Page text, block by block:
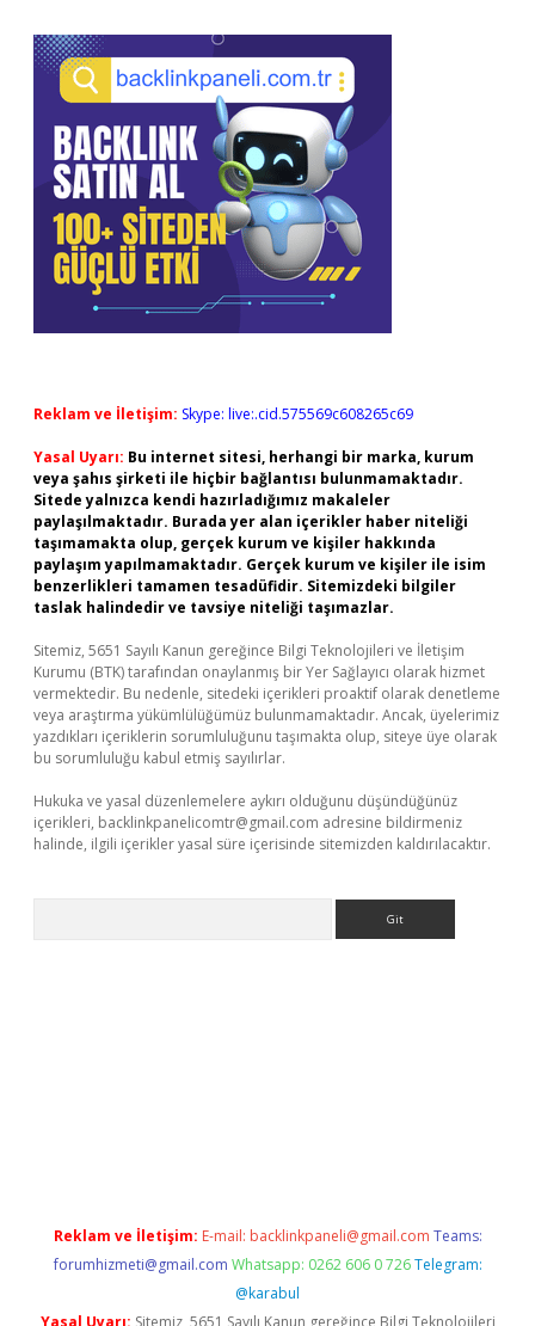
Reklam ve İletişim: Skype: live:.cid.575569c608265c69
Yasal Uyarı: Bu internet sitesi, herhangi bir marka, kurum
veya şahıs şirketi ile hiçbir bağlantısı bulunmamaktadır.
Sitede yalnızca kendi hazırladığımız makaleler
paylaşılmaktadır. Burada yer alan içerikler haber niteliği
taşımamakta olup, gerçek kurum ve kişiler hakkında
paylaşım yapılmamaktadır. Gerçek kurum ve kişiler ile isim
benzerlikleri tamamen tesadüfidir. Sitemizdeki bilgiler
taslak halindedir ve tavsiye niteliği taşımazlar.
Sitemiz, 5651 Sayılı Kanun gereğince Bilgi Teknolojileri ve İletişim
Kurumu (BTK) tarafından onaylanmış bir Yer Sağlayıcı olarak hizmet
vermektedir. Bu nedenle, sitedeki içerikleri proaktif olarak denetleme
veya araştırma yükümlülüğümüz bulunmamaktadır. Ancak, üyelerimiz
yazdıkları içeriklerin sorumluluğunu taşımakta olup, siteye üye olarak
bu sorumluluğu kabul etmiş sayılırlar.
Hukuka ve yasal düzenlemelere aykırı olduğunu düşündüğünüz
içerikleri, backlinkpanelicomtr@gmail.com adresine bildirmeniz
halinde, ilgili içerikler yasal süre içerisinde sitemizden kaldırılacaktır.
Reklam ve İletişim: E-mail: backlinkpaneli@gmail.com Teams:
forumhizmeti@gmail.com Whatsapp: 0262 606 0 726 Telegram:
@karabul
Yasal Uyarı: Sitemiz, 5651 Sayılı Kanun gereğince Bilgi Teknolojileri